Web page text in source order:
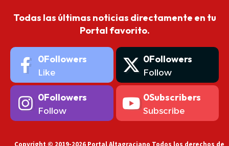
Todas las últimas noticias directamente en tu
Portal favorito.
0Followers
Like
0Followers
Follow
0Followers
Follow
0Subscribers
Subscribe
Copyright © 2019-2026 Portal Altagraciano Todos los derechos de